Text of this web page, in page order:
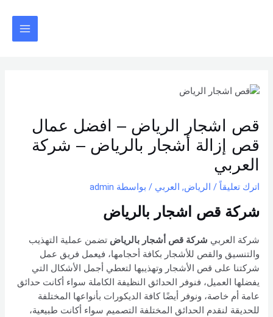
قص اشجار الرياض – افضل عمال
قص إزالة أشجار بالرياض – شركة
العربي
اترك تعليقاً / الرياض, العربي / بواسطة admin
شركة قص اشجار بالرياض
شركة العربي شركة قص أشجار بالرياض تضمن عملية التهذيب
والتنسيق والقص للأشجار بكافة أحجامها، فيعمل فريق عمل
شركتنا على قص الأشجار وتهذيبها لتعطي أجمل الأشكال التي
يفضلها العميل، فنوفر الحدائق النظيفة الكاملة سواء أكانت حدائق
عامة أم خاصة، ونوفر أيضًا كافة الديكورات بأنواعها المختلفة
للحديقة لنقدم الحدائق المختلفة التصميم سواء أكانت طبيعية،